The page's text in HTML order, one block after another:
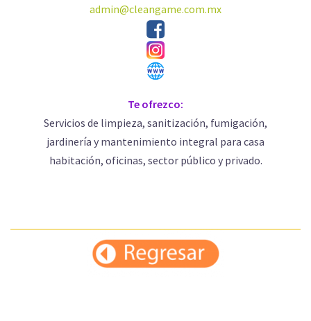
admin@cleangame.com.mx
Te ofrezco:
Servicios de limpieza, sanitización, fumigación,
jardinería y mantenimiento integral para casa
habitación, oficinas, sector público y privado.